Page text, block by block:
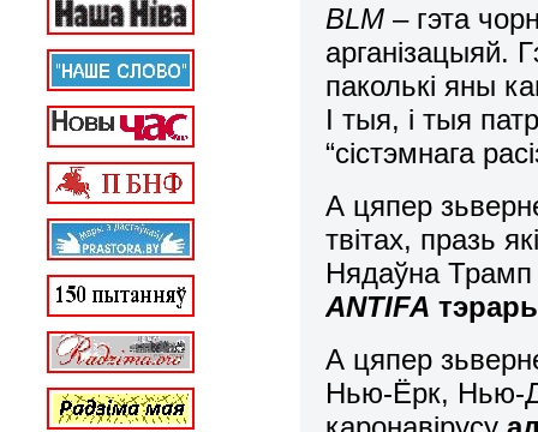
BLM – гэта
арганізацыяй.
паколькі яны
І тыя, і тыя
“сістэмнага
А цяпер
твітах, празь
Нядаўна
ANTIFA
А цяпер
Нью-Ёрк, Нью-